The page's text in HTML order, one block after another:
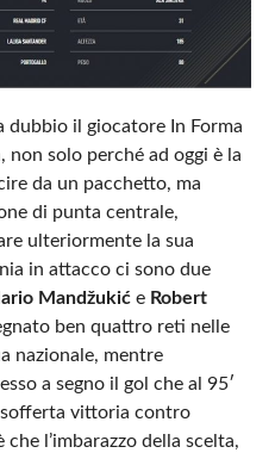
dubbio il giocatore In Forma
solo perché ad oggi è la
da un pacchetto, ma
di punta centrale,
ulteriormente la sua
in attacco ci sono due
Mandžukić e Robert
ben quattro reti nelle
nazionale, mentre
a segno il gol che al 95′
sofferta vittoria contro
che l’imbarazzo della scelta,